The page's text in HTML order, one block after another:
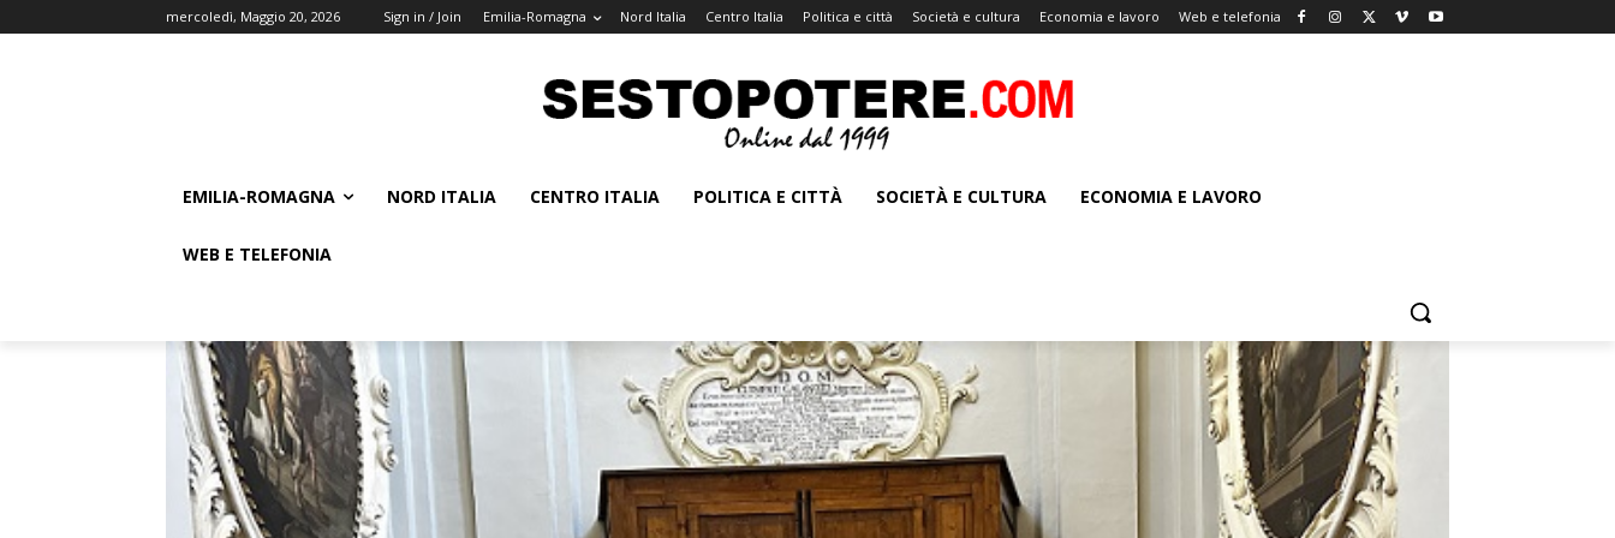
mercoledì, Maggio 20, 2026 Sign in / Join Emilia-Romagna Nord Italia Centro Italia Politica e città Società e cultura Economia e lavoro Web e telefonia
EMILIA-ROMAGNA NORD ITALIA CENTRO ITALIA POLITICA E CITTÀ SOCIETÀ E CULTURA ECONOMIA E LAVORO
WEB E TELEFONIA